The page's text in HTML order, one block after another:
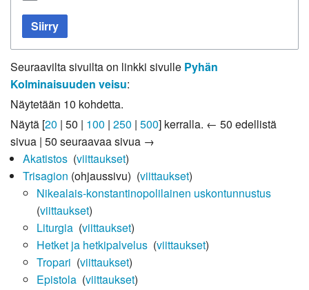
Siirry
Seuraavilta sivuilta on linkki sivulle Pyhän
Kolminaisuuden veisu:
Näytetään 10 kohdetta.
Näytä [20 | 50 | 100 | 250 | 500] kerralla. ← 50 edellistä
sivua | 50 seuraavaa sivua →
Akatistos‎ (viittaukset)
Trisagion (ohjaussivu) ‎ (viittaukset)
Nikealais-konstantinopolilainen uskontunnustus‎
(viittaukset)
Liturgia‎ (viittaukset)
Hetket ja hetkipalvelus‎ (viittaukset)
Tropari (viittaukset)
Epistola‎ (viittaukset)